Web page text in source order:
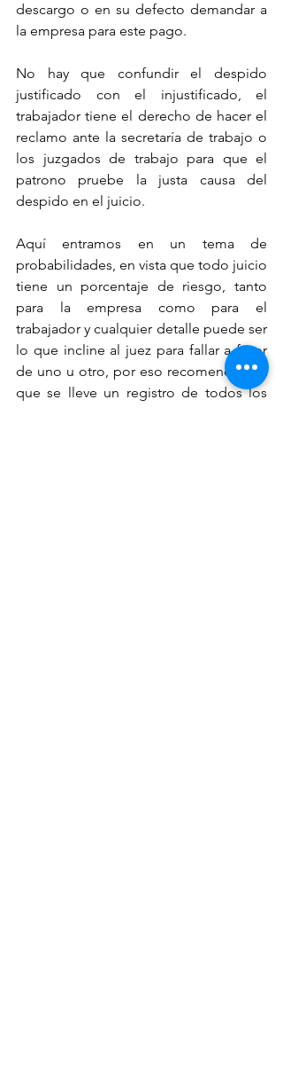
descargo o en su defecto demandar a
la empresa para este pago.
No hay que confundir el despido
justificado con el injustificado, el
trabajador tiene el derecho de hacer el
reclamo ante la secretaría de trabajo o
los juzgados de trabajo para que el
patrono pruebe la justa causa del
despido en el juicio.
Aquí entramos en un tema de
probabilidades, en vista que todo juicio
tiene un porcentaje de riesgo, tanto
para la empresa como para el
trabajador y cualquier detalle puede ser
lo que incline al juez para fallar a favor
de uno u otro, por eso recomendamos
que se lleve un registro de todos los